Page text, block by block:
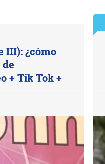
III): ¿cómo
+ Tik Tok +